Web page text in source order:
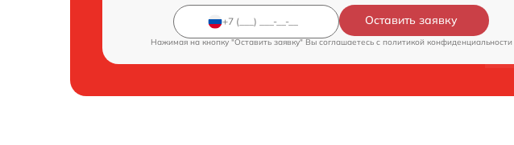
Оставить заявку
Нажимая на кнопку "Оставить заявку" Вы соглашаетесь c политикой конфиденциальности